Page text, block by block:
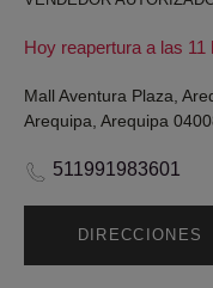
Hoy reapertura a las 11
Mall Aventura Plaza,
Arequipa, Arequipa
511991983601
DIRECCIONES